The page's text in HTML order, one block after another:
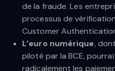
de la fraude. Les
processus de
Customer
L’euro numérique,
piloté par la BCE,
radicalement les